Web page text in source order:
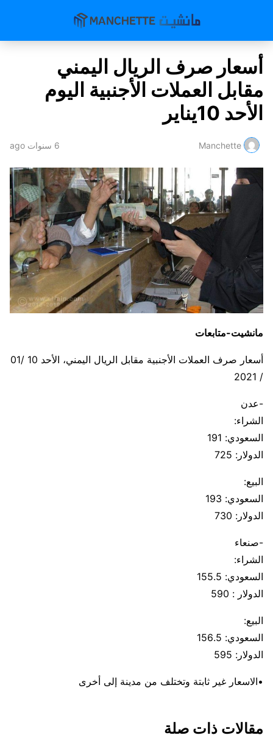
أسعار صرف الريال اليمني
مقابل العملات الأجنبية اليوم
الأحد 10يناير
Manchette 6 سنوات ago
مانشيت-متابعات
أسعار صرف العملات الأجنبية مقابل الريال اليمني، الأحد 10 /01
/ 2021
-عدن
الشراء:
السعودي: 191
الدولار: 725
البيع:
السعودي: 193
الدولار: 730
-صنعاء
الشراء:
السعودي: 155.5
الدولار : 590
البيع:
السعودي: 156.5
الدولار: 595
•الاسعار غير ثابتة وتختلف من مدينة إلى أخرى
مقالات ذات صلة